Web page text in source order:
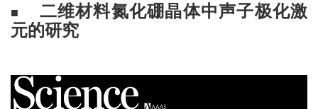
■
二维材料氮化硼晶体中声子极化激
元的研究